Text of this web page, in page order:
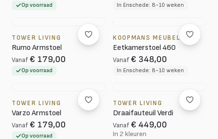
Op voorraad In Enschede: 8-10 weken
TOWER LIVING
Rumo Armstoel
Vanaf € 179,00
Op voorraad
KOOPMANS MEUBELEN
Eetkamerstoel 460
Vanaf € 348,00
In Enschede: 8-10 weken
TOWER LIVING
Varzo Armstoel
Vanaf € 179,00
Op voorraad
TOWER LIVING
Draaifauteuil Verdi
Vanaf € 449,00
In 2 kleuren